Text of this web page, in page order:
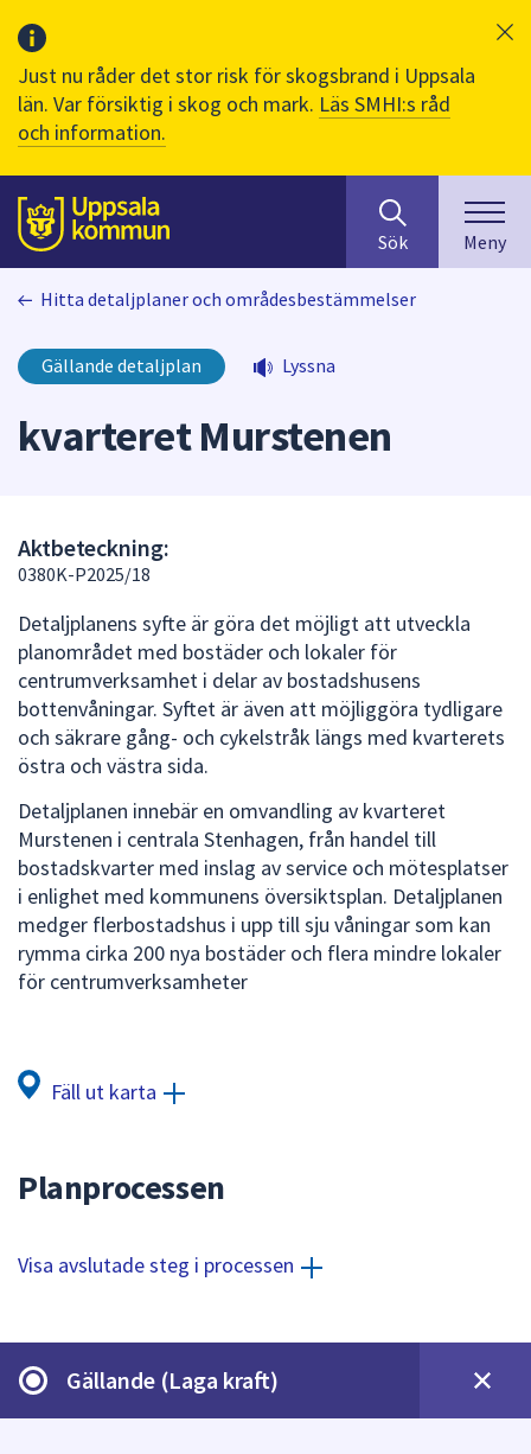
Just nu råder det stor risk för skogsbrand i Uppsala
län. Var försiktig i skog och mark. Läs SMHI:s råd
och information.
Till sidans
huvudinnehåll
efter
innehåll
på
webbplatsen.
i
under
fältet.
Använd
piltangenterna
för
att
mellan
sökförslagen
och
enter
för
att
Sök Meny
Hitta detaljplaner och områdesbestämmelser
Gällande detaljplan Lyssna
kvarteret Murstenen
Aktbeteckning:
0380K-P2025/18
Detaljplanens syfte är göra det möjligt att utveckla
planområdet med bostäder och lokaler för
centrumverksamhet i delar av bostadshusens
bottenvåningar. Syftet är även att möjliggöra tydligare
och säkrare gång- och cykelstråk längs med kvarterets
östra och västra sida.
Detaljplanen innebär en omvandling av kvarteret
Murstenen i centrala Stenhagen, från handel till
bostadskvarter med inslag av service och mötesplatser
i enlighet med kommunens översiktsplan. Detaljplanen
medger flerbostadshus i upp till sju våningar som kan
rymma cirka 200 nya bostäder och flera mindre lokaler
för centrumverksamheter
Fäll ut karta
Planprocessen
Visa avslutade steg i processen
Gällande (Laga kraft)